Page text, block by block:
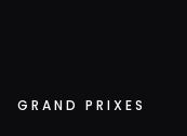
GRAND PRIXES